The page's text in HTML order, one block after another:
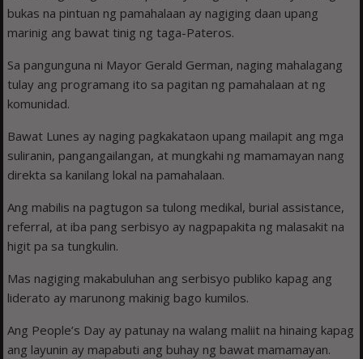
bukas na pintuan ng pamahalaan ay nagiging daan upang
marinig ang bawat tinig ng taga-Pateros.
Sa pangunguna ni Mayor Gerald German, naging mahalagang
tulay ang programang ito sa pagitan ng pamahalaan at ng
komunidad.
Bawat Lunes ay naging pagkakataon upang mailapit ang mga
suliranin, pangangailangan, at mungkahi ng mamamayan nang
direkta sa kanilang lokal na pamahalaan.
Ang mabilis na pagtugon sa tulong medikal, burial assistance,
referral, at iba pang serbisyo ay nagpapakita ng malasakit na
higit pa sa tungkulin.
Mas nagiging makabuluhan ang serbisyo publiko kapag ang
liderato ay marunong makinig bago kumilos.
Ang People’s Day ay patunay na walang maliit na hinaing kapag
ang layunin ay mapabuti ang buhay ng bawat mamamayan.